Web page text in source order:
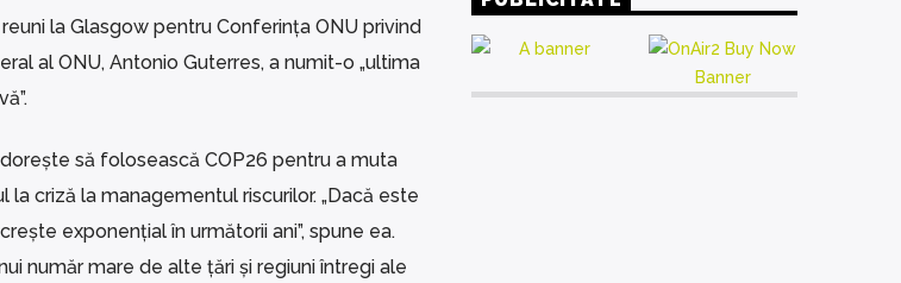
la Glasgow pentru Conferința ONU privind
al ONU, Antonio Guterres, a numit-o „ultima
să folosească COP26 pentru a muta
criză la managementul riscurilor. „Dacă este
exponențial în următorii ani”, spune ea.
număr mare de alte țări și regiuni întregi ale